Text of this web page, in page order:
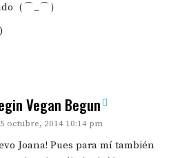
（⌒_⌒）
Vegan Begun
octubre, 2014 10:14 pm
Joana! Pues para mí también